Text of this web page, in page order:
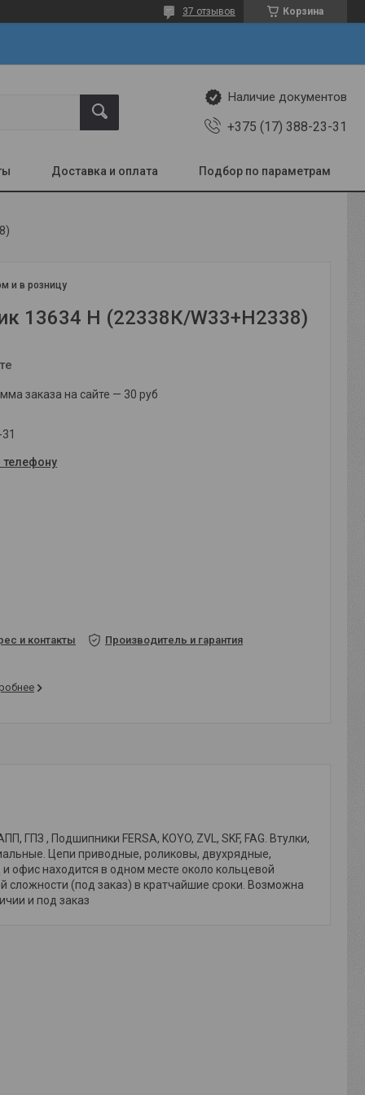
Корзина
37 отзывов
Наличие документов
+375 (17) 388-23-31
Доставка и оплата Подбор по параметрам
и в розницу
13634 Н (22338К/W33+Н2338)
заказа на сайте — 30 руб
телефону
и контакты Производитель и гарантия
, Подшипники FERSA, KOYO, ZVL, SKF, FAG. Втулки,
Цепи приводные, роликовы, двухрядные,
находится в одном месте около кольцевой
(под заказ) в кратчайшие сроки. Возможна
и под заказ